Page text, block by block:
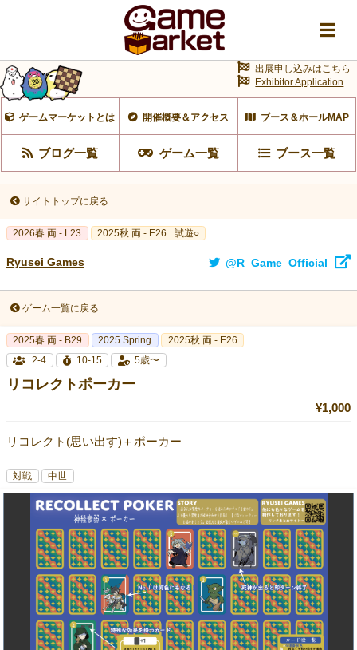
ゲームマーケットとは 開催概要＆アクセス ブース＆ホールMAP
ブログ一覧 ゲーム一覧 ブース一覧
出展申し込みはこちら
Exhibitor Application
サイトトップに戻る
2026春 両 - L23 2025秋 両 - E26 試遊○
Ryusei Games @R_Game_Official
ゲーム一覧に戻る
2025春 両 - B29 2025 Spring
2025秋 両 - E26
2-4
10-15 5歳〜
リコレクトポーカー
¥1,000
リコレクト(思い出す)＋ポーカー
対戦 中世